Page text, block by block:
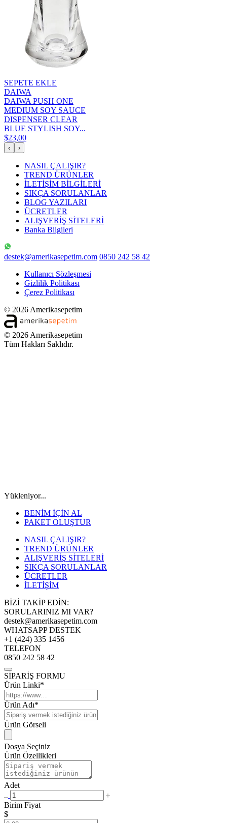
SEPETE EKLE
DAIWA
DAIWA PUSH ONE
MEDIUM SOY SAUCE
DISPENSER CLEAR
BLUE STYLISH SOY...
$23,00
‹ ›
NASIL ÇALIŞIR?
TREND ÜRÜNLER
İLETİŞİM BİLGİLERİ
SIKÇA SORULANLAR
BLOG YAZILARI
ÜCRETLER
ALIŞVERİŞ SİTELERİ
Banka Bilgileri
destek@amerikasepetim.com 0850 242 58 42
Kullanıcı Sözleşmesi
Gizlilik Politikası
Çerez Politikası
© 2026 Amerikasepetim
© 2026 Amerikasepetim
Tüm Hakları Saklıdır.
Yükleniyor...
BENİM İÇİN AL
PAKET OLUŞTUR
NASIL ÇALIŞIR?
TREND ÜRÜNLER
ALIŞVERİŞ SİTELERİ
SIKÇA SORULANLAR
ÜCRETLER
İLETİŞİM
BİZİ TAKİP EDİN:
SORULARINIZ MI VAR?
destek@amerikasepetim.com
WHATSAPP DESTEK
+1 (424) 335 1456
TELEFON
0850 242 58 42
SİPARİŞ FORMU
Ürün Linki*
Ürün Adı*
Ürün Görseli
Dosya Seçiniz
Ürün Özellikleri
Adet
Birim Fiyat
$